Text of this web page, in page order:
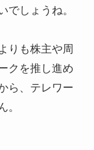
でしょうね。
りも株主や周
クを推し進め
ら、テレワー
。